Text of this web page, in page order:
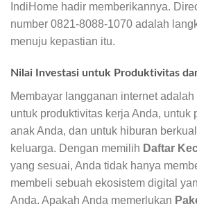
IndiHome hadir memberikannya.
number 0821-8088-1070 adalah
menuju kepastian itu.
Nilai Investasi untuk Produktivitas
Membayar langganan internet
untuk produktivitas kerja Anda, untuk
anak Anda, dan untuk hiburan
keluarga. Dengan memilih Daftar
yang sesuai, Anda tidak hanya
membeli sebuah ekosistem digital
Anda. Apakah Anda memerlukan